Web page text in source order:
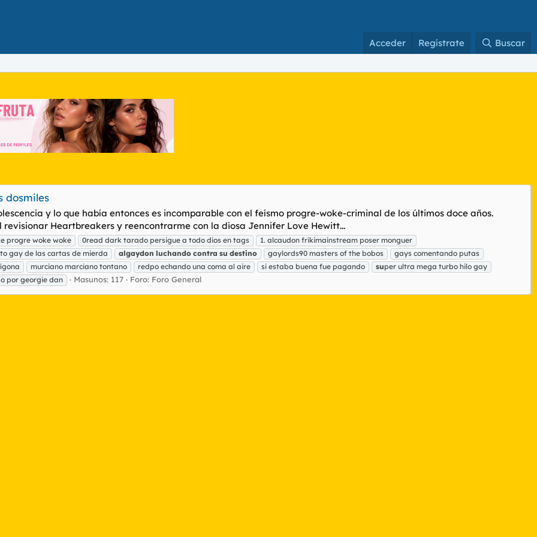
Acceder Regístrate Buscar
dosmiles
y lo que había entonces es incomparable con el feísmo progre-woke-criminal de los últimos doce años.
revisionar Heartbreakers y reencontrarme con la diosa Jennifer Love Hewitt...
progre woke woke 0read dark tarado persigue a todo dios en tags
1. alcaudon frikimainstream poser monguer
gay de las cartas de mierda algaydon luchando contra su destino gaylords90 masters of the bobos
gays comentando putas
murciano marciano tontano redpo echando una coma al aire si estaba buena fue pagando super ultra mega turbo hilo gay
por georgie dan Masunos: 117 Foro: Foro General